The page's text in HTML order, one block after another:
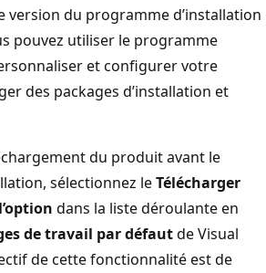
version du programme d’installation
pouvez utiliser le programme
et configurer votre
des packages d’installation et
du produit avant le
sélectionnez leTélécharger
dans la liste déroulante en
de travail par défautde Visual
de cette fonctionnalité est de